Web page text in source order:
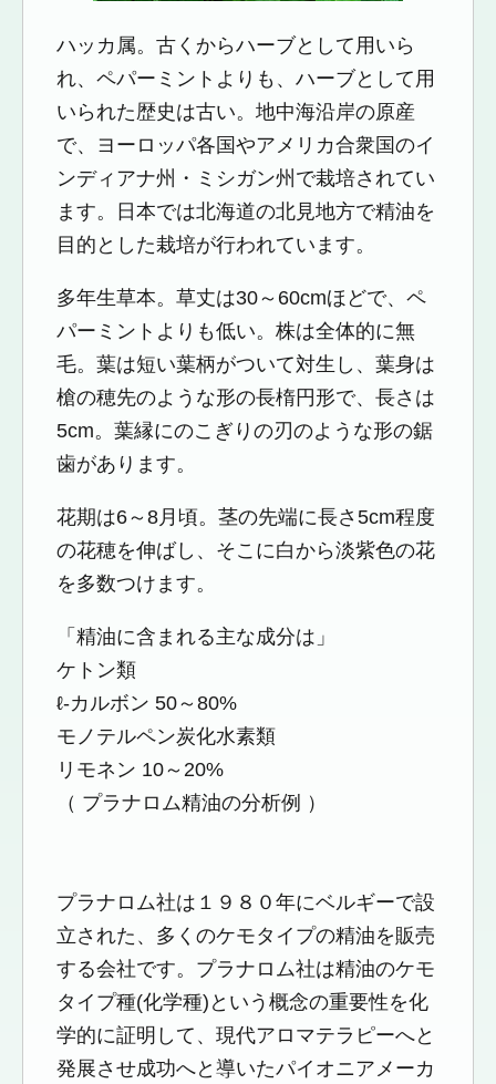
ハッカ属。古くからハーブとして用いら
れ、ペパーミントよりも、ハーブとして用
いられた歴史は古い。地中海沿岸の原産
で、ヨーロッパ各国やアメリカ合衆国のイ
ンディアナ州・ミシガン州で栽培されてい
ます。日本では北海道の北見地方で精油を
目的とした栽培が行われています。
多年生草本。草丈は30～60cmほどで、ペ
パーミントよりも低い。株は全体的に無
毛。葉は短い葉柄がついて対生し、葉身は
槍の穂先のような形の長楕円形で、長さは
5cm。葉縁にのこぎりの刃のような形の鋸
歯があります。
花期は6～8月頃。茎の先端に長さ5cm程度
の花穂を伸ばし、そこに白から淡紫色の花
を多数つけます。
「精油に含まれる主な成分は」
ケトン類
ℓ-カルボン 50～80%
モノテルペン炭化水素類
リモネン 10～20%
（ プラナロム精油の分析例 ）
プラナロム社は１９８０年にベルギーで設
立された、多くのケモタイプの精油を販売
する会社です。プラナロム社は精油のケモ
タイプ種(化学種)という概念の重要性を化
学的に証明して、現代アロマテラピーへと
発展させ成功へと導いたパイオニアメーカ